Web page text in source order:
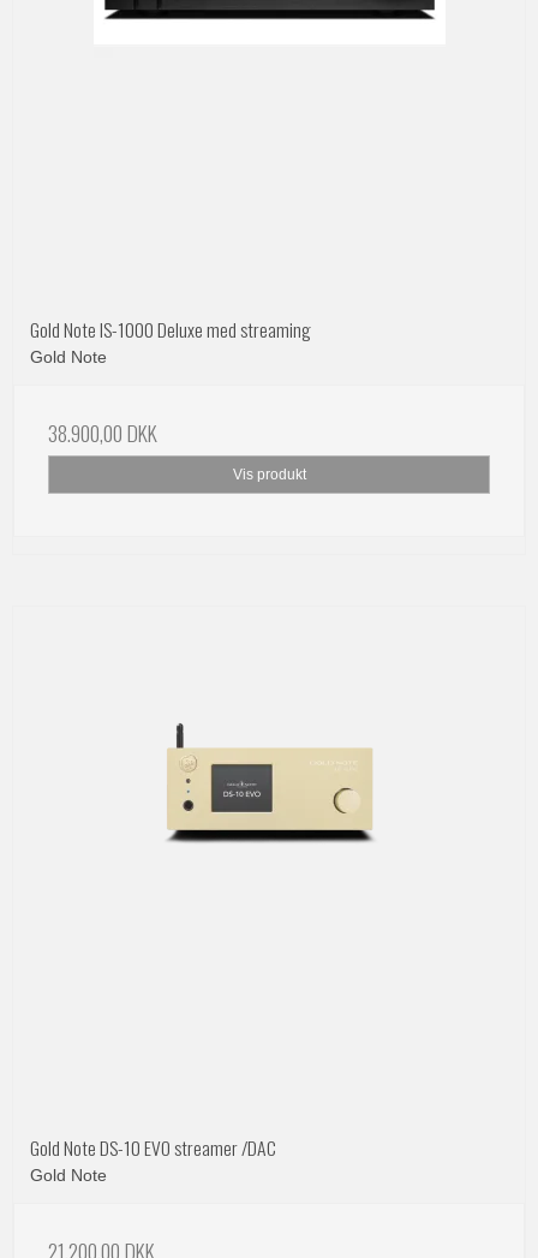
Gold Note IS-1000 Deluxe med streaming
Gold Note
38.900,00 DKK
Vis produkt
Gold Note DS-10 EVO streamer /DAC
Gold Note
21.200,00 DKK